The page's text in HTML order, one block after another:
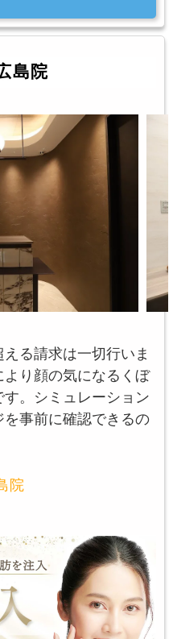
島院
る請求は一切行いま
り顔の気になるくぼ
。シミュレーション
事前に確認できるの
院